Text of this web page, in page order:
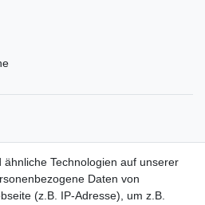
Technologien auf unserer
Daten von
(z.B. IP-Adresse), um z.B.